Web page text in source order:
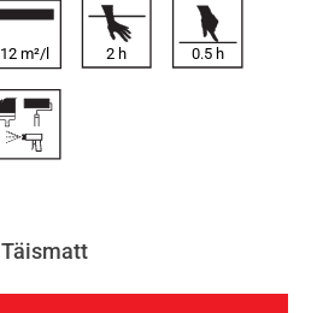
12 m²/l 2 h 0.5 h
Täismatt